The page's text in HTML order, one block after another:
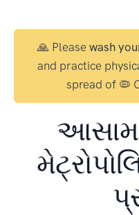
🙏 Please wash
and practice
spread of 🦠